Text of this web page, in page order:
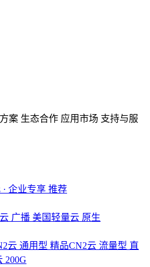
案 生态合作 应用市场 支持与服
· 企业专享 推荐
广播 美国轻量云 原生
云 通用型 精品CN2云 流量型 直
200G